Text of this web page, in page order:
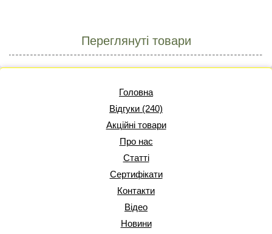
Переглянуті товари
Головна
Відгуки (240)
Акційні товари
Про нас
Статті
Сертифікати
Контакти
Відео
Новини